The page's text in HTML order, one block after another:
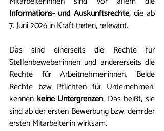
Informations- und Auskunftsrechte, die ab
7. Juni 2026 in Kraft treten, relevant.
Das sind einerseits die Rechte für
Stellenbeweber:innen und andererseits die
Rechte für Arbeitnehmer:innen. Beide
Rechte bzw Pflichten für Unternehmen,
kennen keine Untergrenzen. Das heißt, sie
sind ab der ersten Bewerbung bzw. dem:der
ersten Mitarbeiter:in wirksam.